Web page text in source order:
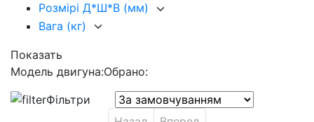
Розмірі Д*Ш*В (мм)
Вага (кг)
Показать
Модель двигуна:Обрано:
Фільтри